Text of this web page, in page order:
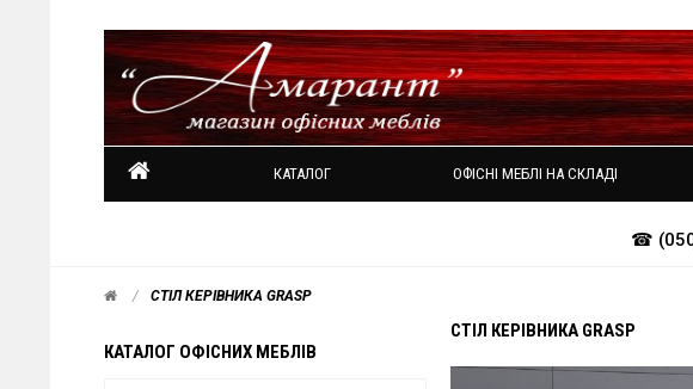
КАТАЛОГ ОФІСНІ МЕБЛІ НА СКЛАДІ
☎
СТІЛ КЕРІВНИКА GRASP
КАТАЛОГ ОФІСНИХ МЕБЛІВ
СТІЛ КЕРІВНИКА GRASP